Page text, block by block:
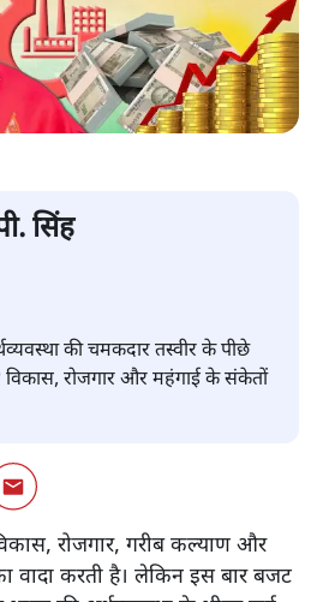
सिंह
की चमकदार तस्वीर के पीछे
रोजगार और महंगाई के संकेतों
रोजगार, गरीब कल्याण और
वादा करती है। लेकिन इस बार बजट